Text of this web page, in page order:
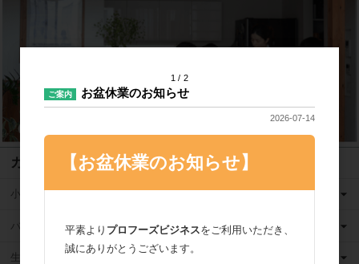
カテゴリ
小麦粉
バター
生クリーム
1 2
ご案内 お盆休業のお知らせ
2026-07-14
【お盆休業のお知らせ】
平素より プロフーズビジネスをご利用いただき、
誠にありがとうございます。